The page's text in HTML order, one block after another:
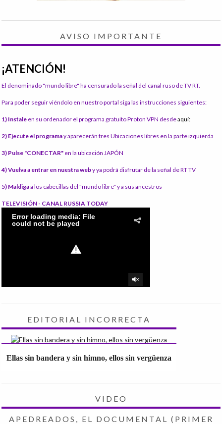
AVISO IMPORTANTE
¡ATENCIÓN!
El denominado "mundo libre" ha censurado la señal del canal ruso de TV RT.
Para poder seguir viéndolo en nuestro portal siga las instrucciones siguientes:
1) Instale en su ordenador el programa gratuito Proton VPN desdeaquí:
2) Ejecute el programay aparecerán tres Ubicaciones libres en la parte izquierda
3) Pulse "CONECTAR" en la ubicación JAPÓN
4) Vuelva a entrar en nuestra weby ya podrá disfrutar de la señal de RT TV
5) Maldigaa los cabecillas del "mundo libre" y a sus ancestros
TELEVISIÓN - CANAL RUSSIA TODAY
EDITORIAL INCORRECTA
Ellas sin bandera y sin himno, ellos sin vergüenza
VIDEO
APEDREADOS, EL DOCUMENTAL (PRIMER